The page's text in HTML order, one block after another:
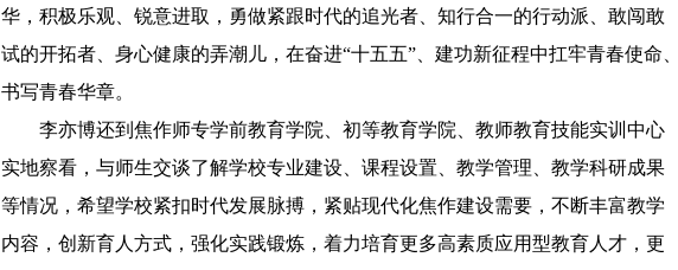
华，积极乐观、锐意进取，勇做紧跟时代的追光者、知行合一的行动派、敢闯敢
试的开拓者、身心健康的弄潮儿，在奋进“十五五”、建功新征程中扛牢青春使命、
书写青春华章。
李亦博还到焦作师专学前教育学院、初等教育学院、教师教育技能实训中心
实地察看，与师生交谈了解学校专业建设、课程设置、教学管理、教学科研成果
等情况，希望学校紧扣时代发展脉搏，紧贴现代化焦作建设需要，不断丰富教学
内容，创新育人方式，强化实践锻炼，着力培育更多高素质应用型教育人才，更